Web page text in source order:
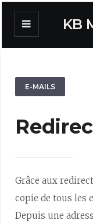
KB
E-MAILS
Grâce aux
copie de tous les
Depuis une